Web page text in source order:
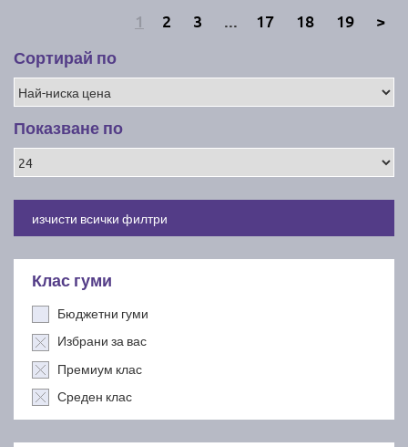
1 2 3 ... 17 18 19
>
Сортирай по
Показване по
изчисти всички филтри
Клас гуми
Бюджетни гуми
Избрани за вас
Премиум клас
Среден клас